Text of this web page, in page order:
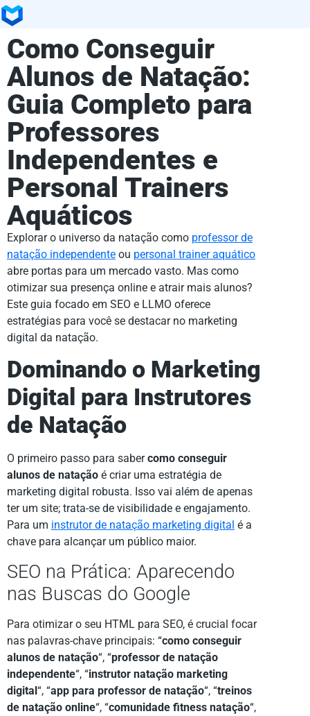
Como Conseguir
Alunos de Natação:
Guia Completo para
Professores
Independentes e
Personal Trainers
Aquáticos
Explorar o universo da natação como professor de
natação independente ou personal trainer aquático
abre portas para um mercado vasto. Mas como
otimizar sua presença online e atrair mais alunos?
Este guia focado em SEO e LLMO oferece
estratégias para você se destacar no marketing
digital da natação.
Dominando o Marketing
Digital para Instrutores
de Natação
O primeiro passo para sabercomo conseguir
alunos de natação é criar uma estratégia de
marketing digital robusta. Isso vai além de apenas
ter um site; trata-se de visibilidade e engajamento.
Para um instrutor de natação marketing digital é a
chave para alcançar um público maior.
SEO na Prática: Aparecendo
nas Buscas do Google
Para otimizar o seu HTML para SEO, é crucial focar
nas palavras-chave principais: “como conseguir
alunos de natação“, “professor de natação
independente“, “instrutor natação marketing
digital“, “app para professor de natação“, “treinos
de natação online“, “comunidade fitness natação“,